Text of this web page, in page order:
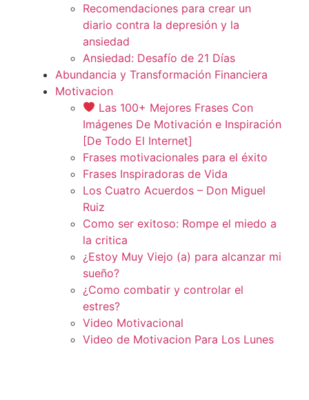
Recomendaciones para crear un
diario contra la depresión y la
ansiedad
Ansiedad: Desafío de 21 Días
Abundancia y Transformación Financiera
Motivacion
Las 100+ Mejores Frases Con
Imágenes De Motivación e Inspiración
[De Todo El Internet]
Frases motivacionales para el éxito
Frases Inspiradoras de Vida
Los Cuatro Acuerdos – Don Miguel
Ruiz
Como ser exitoso: Rompe el miedo a
la critica
¿Estoy Muy Viejo (a) para alcanzar mi
sueño?
¿Como combatir y controlar el
estres?
Video Motivacional
Video de Motivacion Para Los Lunes